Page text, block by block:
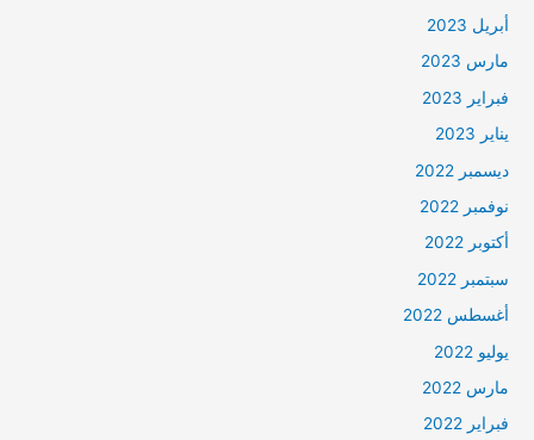
أبريل 2023
مارس 2023
فبراير 2023
يناير 2023
ديسمبر 2022
نوفمبر 2022
أكتوبر 2022
سبتمبر 2022
أغسطس 2022
يوليو 2022
مارس 2022
فبراير 2022